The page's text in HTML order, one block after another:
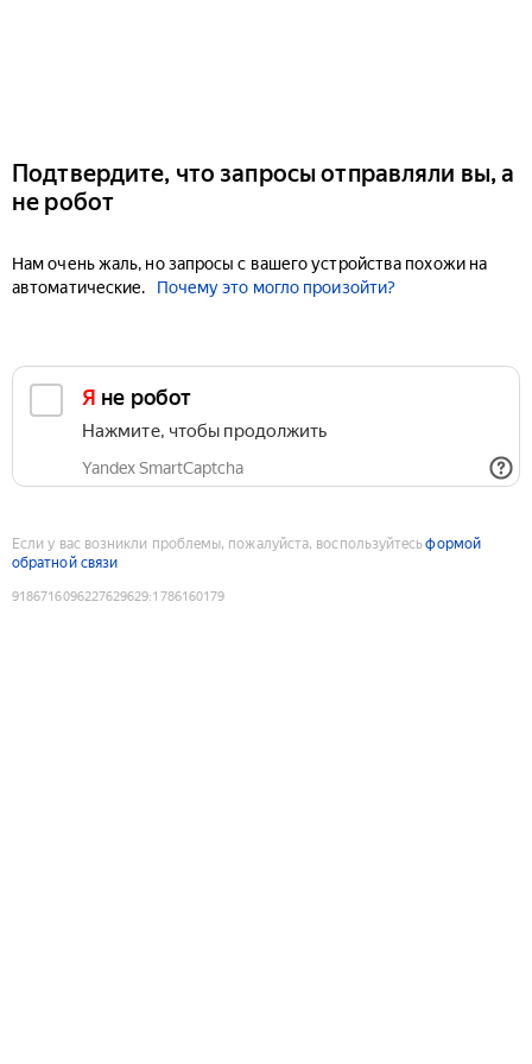
Подтвердите, что запросы отправляли вы, а
не робот
Нам очень жаль, но запросы с вашего устройства похожи на
автоматические.
Почему это могло произойти?
Я не робот
Нажмите, чтобы продолжить
Yandex SmartCaptcha
Если у вас возникли проблемы, пожалуйста, воспользуйтесьформой
обратной связи
9186716096227629629:1786160179